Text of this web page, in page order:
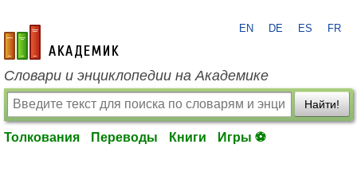
academic.ru
EN DE ES FR
Словари и энциклопедии на Академике
Найти!
Толкования Переводы Книги Игры ⚽